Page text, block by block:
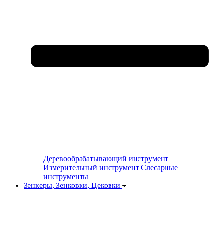
Деревообрабатывающий инструмент
Измерительный инструмент Слесарные
инструменты
Зенкеры, Зенковки, Цековки